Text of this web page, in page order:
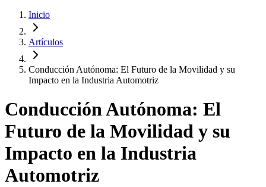
Inicio
Artículos
Conducción Autónoma: El Futuro de la Movilidad y su
Impacto en la Industria Automotriz
Conducción Autónoma: El
Futuro de la Movilidad y su
Impacto en la Industria
Automotriz